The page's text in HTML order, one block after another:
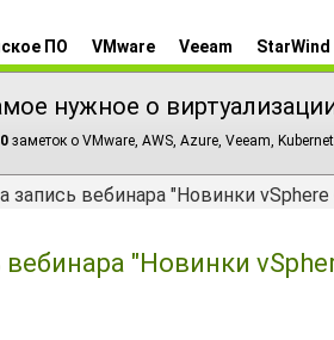
ПО VMware Veeam StarWind
нужное о
заметок о VMware, AWS, Azure, Veeam,
запись вебинара "Новинки
"Новинки